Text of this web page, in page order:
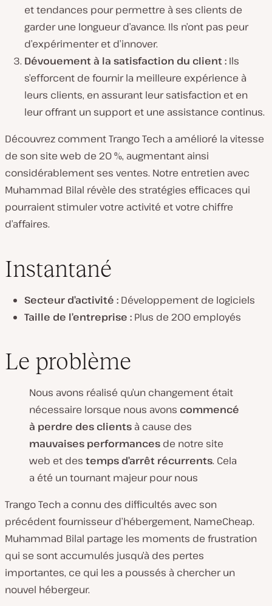
et tendances pour permettre à ses clients de
garder une longueur d’avance. Ils n’ont pas peur
d’expérimenter et d’innover.
Dévouement à la satisfaction du client : Ils
s’efforcent de fournir la meilleure expérience à
leurs clients, en assurant leur satisfaction et en
leur offrant un support et une assistance continus.
Découvrez comment Trango Tech a amélioré la vitesse
de son site web de 20 %, augmentant ainsi
considérablement ses ventes. Notre entretien avec
Muhammad Bilal révèle des stratégies efficaces qui
pourraient stimuler votre activité et votre chiffre
d’affaires.
Instantané
Secteur d’activité : Développement de logiciels
Taille de l’entreprise : Plus de 200 employés
Le problème
Nous avons réalisé qu’un changement était
nécessaire lorsque nous avons commencé
à perdre des clients à cause des
mauvaises performances de notre site
web et des temps d’arrêt récurrents. Cela
a été un tournant majeur pour nous
Trango Tech a connu des difficultés avec son
précédent fournisseur d’hébergement, NameCheap.
Muhammad Bilal partage les moments de frustration
qui se sont accumulés jusqu’à des pertes
importantes, ce qui les a poussés à chercher un
nouvel hébergeur.